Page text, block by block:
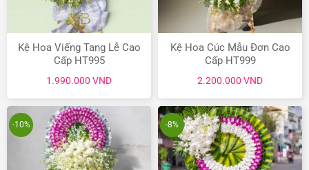
Kệ Hoa Viếng Tang Lễ Cao
Cấp HT995
1.990.000 VND
Kệ Hoa Cúc Mẫu Đơn Cao
Cấp HT999
2.200.000 VND
-10% -8%